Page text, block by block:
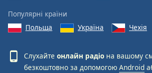
Популярні країни
Польща
Україна Чехія
Слухайте онлайн радіо на вашому
безкоштовно за допомогою Android